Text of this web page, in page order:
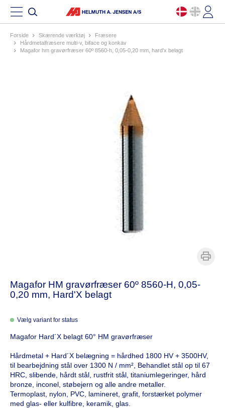
Forside skærende værktøj
fræsere
hårdmetalfræsere multi-v, biface og konkav
magafor hm gravørfræser 60º 8560-h, 0,05-0,20 mm, hard'x belagt
Magafor HM gravørfræser 60º 8560-H, 0,05-
0,20 mm, Hard'X belagt
Vælg variant for status
Magafor Hard´X belagt 60° HM gravørfræser
Hårdmetal + Hard´X belægning = hårdhed 1800 HV + 3500HV,
til bearbejdning stål over 1300 N / mm², Behandlet stål op til 67
HRC, slibende, hårdt stål, rustfrit stål, titaniumlegeringer, hård
bronze, inconel, støbejern og alle andre metaller.
Termoplast, nylon, PVC, lamineret, grafit, forstærket polymer
med glas- eller kulfibre, keramik, glas.